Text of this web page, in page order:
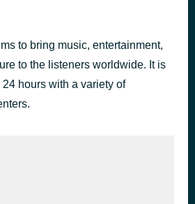
to bring music, entertainment,
to the listeners worldwide. It is
hours with a variety of